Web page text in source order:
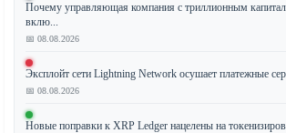
Компания
Trump
Media
осуществила
очередной
значительный
Почему управляющая компания с триллионным
вклю...
📅 08.08.2026
Эксплойт сети Lightning Network осушает платежные
📅 08.08.2026
Новые поправки к XRP Ledger нацелены на